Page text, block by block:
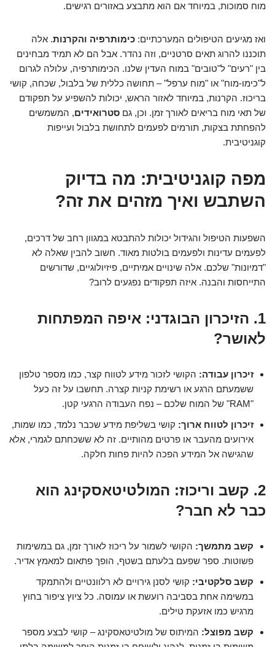
מוח סמוכות, במיוחד אם הוא מתבצע באזורים רגישים.
ואז מגיעים הטיפולים המערכתיים: כימותרפיה והקרנות. אלה
תוכננו להרוג תאים סרטניים, וזה נהדר. אבל הם לא תמיד מבחינים
בין "רעים" ל"טובים" במוח העדין שלנו. הכימותרפיה, עלולה לגרום
ל"כימו-מוח" או "מוח ערפל" – תחושה כללית של בלבול, שכחה, קושי
בריכוז. הקרנות, במיוחד לאזור הראש, יכולות להשפיע על תפקודם
של תאי מוח בריאים לאורך זמן. וכן, גם סטרואידים, המשמשים
להפחתת בצקות, תורמים לפעמים לתחושת בלבול ועייפות
קוגניטיבית.
מפה קוגניטיבית: מה בדיוק
השתבש ואיך מזהים את זה?
השפעות הטיפול והגידול יכולות להתבטא במגוון רחב של דרכים,
לפעמים עדינות ולפעמים בולטות מאוד. חשוב להבין שאלה לא
"דמיונות" שלכם. אלה שינויים אמיתיים, פיזיולוגיים, שדורשים
התייחסות והבנה. איזה תפקודים נפגעים לרוב?
1. הזיכרון הבוגדני: איפה המפתחות
לאושר?
זיכרון עבודה: הקושי לזכור מידע לטווח קצר, כמו מספר טלפון
ששמעתם הרגע או רשימת קניות קצרה. תחשבו על זה כעל
"RAM" של המוח שלכם – נפח העבודה הרגעי קטן.
זיכרון לטווח ארוך: קושי בשליפת מידע שכבר נלמד, כמו שמות,
אירועים מהעבר או פרטים מהותיים. זה לא ששכחתם לגמרי, אלא
שהגישה אל המידע הפכה להיות פחות חלקה.
2. קשב וריכוז: המולטיטאסקינג הוא
כבר לא חבר?
קשב מתמשך: הקושי לשמור על ריכוז לאורך זמן, גם במשימות
פשוטות. ספר שפעם בלעתם בשטף, הופך פתאום למאמץ אדיר.
קשב סלקטיבי: קושי לסנן גירויים לא רלוונטיים ולהתמקד
במשימה אחת בסביבה רועשת או עמוסה. כל ציוץ ציפור בחוץ
מרגיש כמו אזעקת טילים.
קשב מפוצל: המיתוס של מולטיטאסקינג – קושי לבצע מספר